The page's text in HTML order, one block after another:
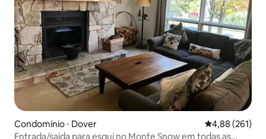
Condomínio ⋅ Dover 4,88 de uma
4,88 (261)
Entrada/saída para esqui no Monte Snow em todas as